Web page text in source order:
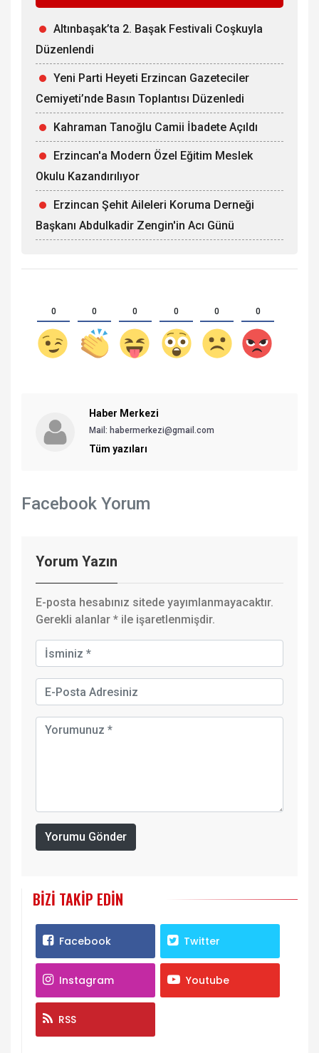
Altınbaşak’ta 2. Başak Festivali Coşkuyla
Düzenlendi
Yeni Parti Heyeti Erzincan Gazeteciler
Cemiyeti’nde Basın Toplantısı Düzenledi
Kahraman Tanoğlu Camii İbadete Açıldı
Erzincan'a Modern Özel Eğitim Meslek
Okulu Kazandırılıyor
Erzincan Şehit Aileleri Koruma Derneği
Başkanı Abdulkadir Zengin'in Acı Günü
0 0 0 0 0 0
Haber Merkezi
Mail: habermerkezi@gmail.com
Tüm yazıları
Facebook Yorum
Yorum Yazın
E-posta hesabınız sitede yayımlanmayacaktır.
Gerekli alanlar * ile işaretlenmişdir.
Yorumu Gönder
BIZI TAKIP EDIN
Facebook Twitter
Instagram Youtube
RSS